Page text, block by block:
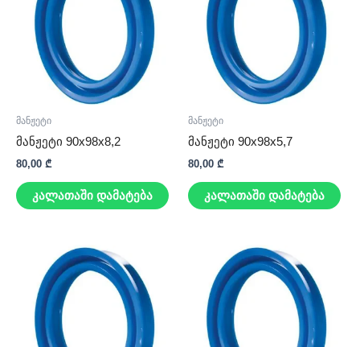
მანჟეტი
მანჟეტი 90x98x8,2
80,00 ₾
კალათაში დამატება
მანჟეტი
მანჟეტი 90x98x5,7
80,00 ₾
კალათაში დამატება